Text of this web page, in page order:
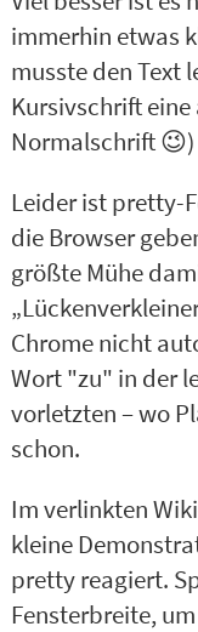
immerhin etwas
musste den Text
Kursivschrift
Normalschrift 😉)
Leider ist pretty-
die Browser
größte Mühe
Chrome nicht
Wort "zu" in der
vorletzten – wo
schon.
Im verlinkten
kleine
pretty reagiert.
Fensterbreite,